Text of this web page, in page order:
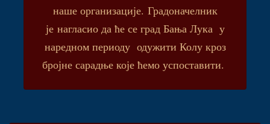
наше организације. Градоначелник
је нагласио да ће се град Бања Лука у
наредном периоду одужити Колу кроз
бројне сарадње које ћемо успоставити.